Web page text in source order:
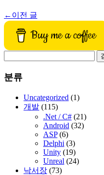
← 이전 글
Buy me a coffee
분류
Uncategorized (1)
개발 (115)
.Net / C# (21)
Android (32)
ASP(6)
Delphi (3)
Unity (19)
Unreal (24)
낙서장 (73)